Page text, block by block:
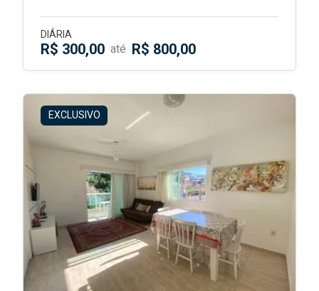
DIÁRIA
R$ 300,00 até R$ 800,00
EXCLUSIVO